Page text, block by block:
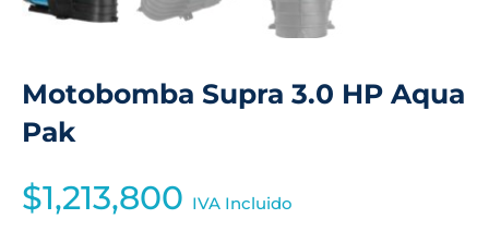
Motobomba Supra 3.0 HP Aqua
Pak
$1,213,800 IVA Incluido